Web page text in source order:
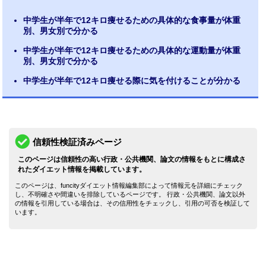
中学生が半年で12キロ痩せるための具体的な食事量が体重
別、男女別で分かる
中学生が半年で12キロ痩せるための具体的な運動量が体重
別、男女別で分かる
中学生が半年で12キロ痩せる際に気を付けることが分かる
信頼性検証済みページ
このページは信頼性の高い行政・公共機関、論文の情報をもとに構成さ
れたダイエット情報を掲載しています。
このページは、funcityダイエット情報編集部によって情報元を詳細にチェック
し、不明確さや間違いを排除しているページです。 行政・公共機関、論文以外
の情報を引用している場合は、その信用性をチェックし、引用の可否を検証して
います。